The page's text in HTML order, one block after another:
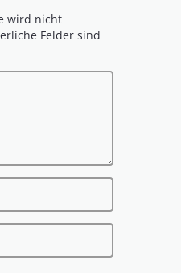
wird nicht
Felder sind